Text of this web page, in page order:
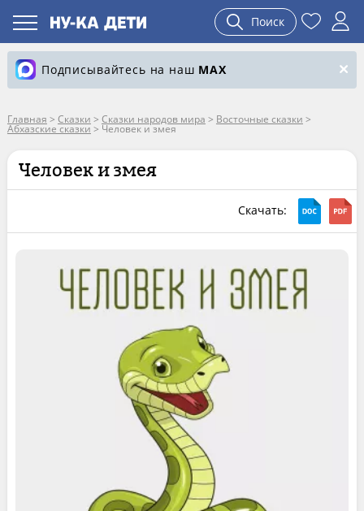
Поиск
Подписывайтесь на наш MAX
Главная > Сказки > Сказки народов мира > Восточные сказки >
Абхазские сказки> Человек и змея
Человек и змея
Скачать: